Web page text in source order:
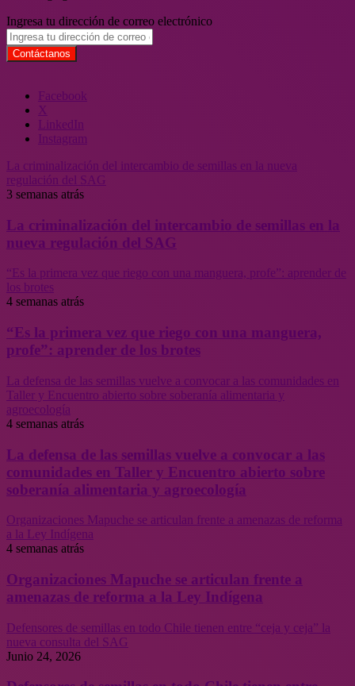
Ingresa tu dirección de correo electrónico
Facebook
X
LinkedIn
Instagram
La criminalización del intercambio de semillas en la nueva
regulación del SAG
3 semanas atrás
La criminalización del intercambio de semillas en la
nueva regulación del SAG
“Es la primera vez que riego con una manguera, profe”: aprender de
los brotes
4 semanas atrás
“Es la primera vez que riego con una manguera,
profe”: aprender de los brotes
La defensa de las semillas vuelve a convocar a las comunidades en
Taller y Encuentro abierto sobre soberanía alimentaria y
agroecología
4 semanas atrás
La defensa de las semillas vuelve a convocar a las
comunidades en Taller y Encuentro abierto sobre
soberanía alimentaria y agroecología
Organizaciones Mapuche se articulan frente a amenazas de reforma
a la Ley Indígena
4 semanas atrás
Organizaciones Mapuche se articulan frente a
amenazas de reforma a la Ley Indígena
Defensores de semillas en todo Chile tienen entre “ceja y ceja” la
nueva consulta del SAG
Junio 24, 2026